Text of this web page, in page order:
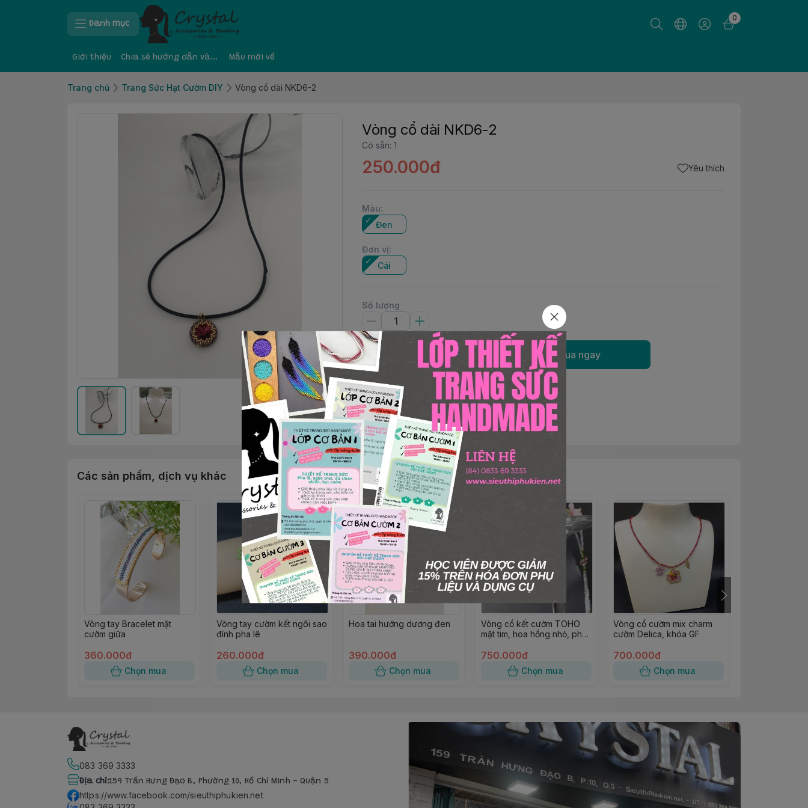
Danh mục
0
Giới thiệu Chia sẻ hướng dẫn và kinh nghiệm Mẫu mới về
Trang chủ Trang Sức Hạt Cườm DIY Vòng cổ dài NKD6-2
Vòng cổ dài NKD6-2
Có sẵn: 1
250.000đ Yêu thích
Màu:
Đen
Đơn vị:
Cái
Số lượng
Thêm giỏ hàng Mua ngay
Các sản phẩm, dịch vụ khác
Vòng tay Bracelet mặt
cườm giữa
360.000đ
Chọn mua
Vòng tay cườm kết ngôi sao
đính pha lê
260.000đ
Chọn mua
Hoa tai hướng dương đen
390.000đ
Chọn mua
Vòng cổ kết cườm TOHO
mặt tim, hoa hồng nhỏ, pha
750.000đ
Chọn mua
Vòng cổ cườm mix charm
cườm Delica, khóa GF
700.000đ
Chọn mua
083 369 3333
Địa chỉ:159 Trần Hưng Đạo B, Phường 10, Hồ Chí Minh - Quận 5
https://www.facebook.com/sieuthiphukien.net